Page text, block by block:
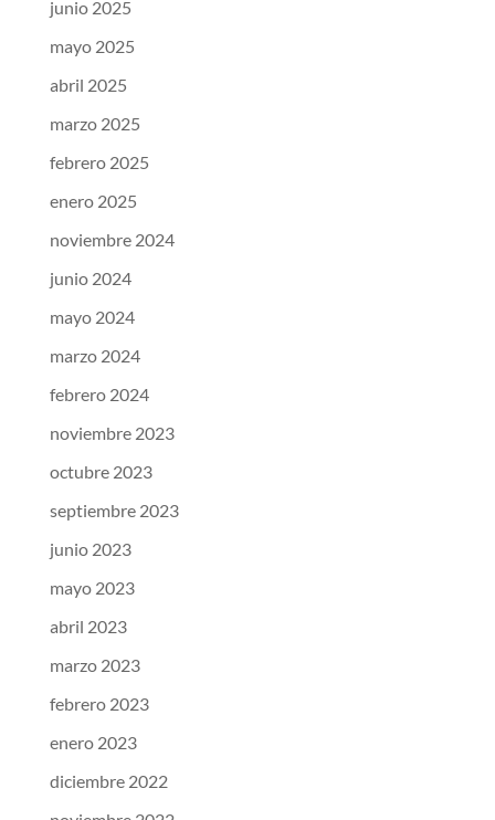
junio 2025
mayo 2025
abril 2025
marzo 2025
febrero 2025
enero 2025
noviembre 2024
junio 2024
mayo 2024
marzo 2024
febrero 2024
noviembre 2023
octubre 2023
septiembre 2023
junio 2023
mayo 2023
abril 2023
marzo 2023
febrero 2023
enero 2023
diciembre 2022